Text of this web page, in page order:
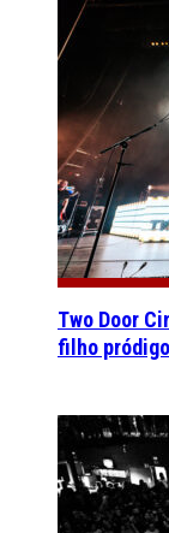
Two Door
filho